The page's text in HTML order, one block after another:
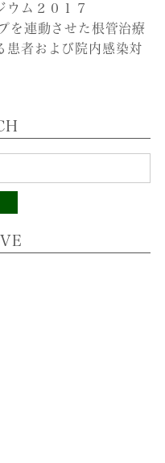
ウム２０１７
を連動させた根管治療
患者および院内感染対